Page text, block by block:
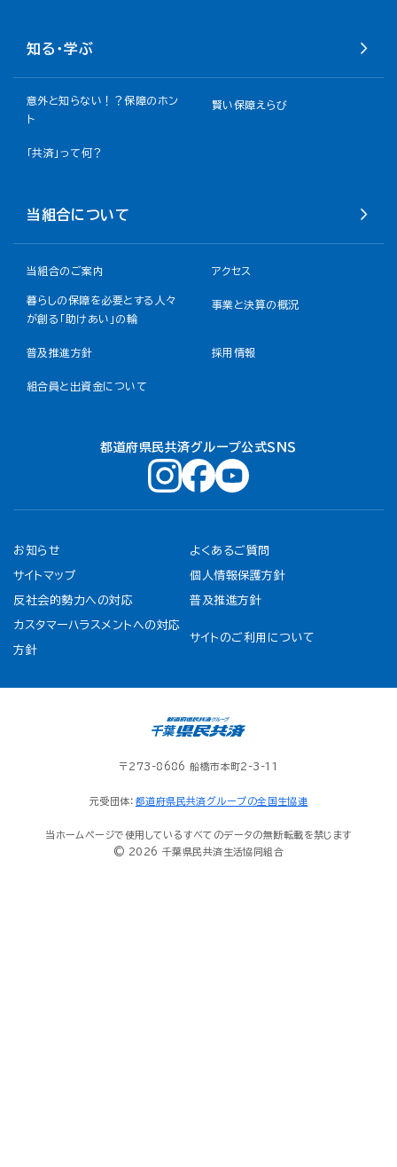
知る・学ぶ
意外と知らない！？保障のホン
ト
賢い保障えらび
「共済」って何？
当組合について
当組合のご案内 アクセス
暮らしの保障を必要とする人々
が創る「助けあい」の輪
事業と決算の概況
普及推進方針 採用情報
組合員と出資金について
都道府県民共済グループ公式ＳＮＳ
お知らせ よくあるご質問
サイトマップ 個人情報保護方針
反社会的勢力への対応 普及推進方針
カスタマーハラスメントへの対応
方針
サイトのご利用について
〒273-8686 船橋市本町2-3-11
元受団体： 都道府県民共済グループの全国生協連
当ホームページで使用しているすべてのデータの無断転載を禁じます
© 2026 千葉県民共済生活協同組合